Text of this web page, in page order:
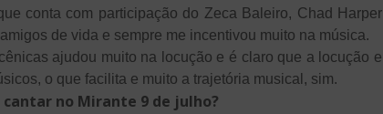
conta com participação do Zeca Baleiro, Chad Harper
de vida e sempre me incentivou muito na música.
ajudou muito na locução e é claro que a locução e
o que facilita e muito a trajetória musical, sim.
no Mirante 9 de julho?